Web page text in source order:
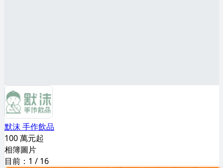
默沫 手作飲品
100 萬元起
相簿圖片
目前： 1 / 16